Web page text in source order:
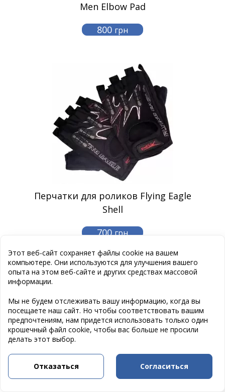
Men Elbow Pad
800 грн
Перчатки для роликов Flying Eagle
Shell
700грн
Этот веб-сайт сохраняет файлы cookie на вашем
компьютере. Они используются для улучшения вашего
опыта на этом веб-сайте и других средствах массовой
информации.
Мы не будем отслеживать вашу информацию, когда вы
посещаете наш сайт. Но чтобы соответствовать вашим
предпочтениям, нам придется использовать только один
крошечный файл cookie, чтобы вас больше не просили
делать этот выбор.
Отказаться Согласиться